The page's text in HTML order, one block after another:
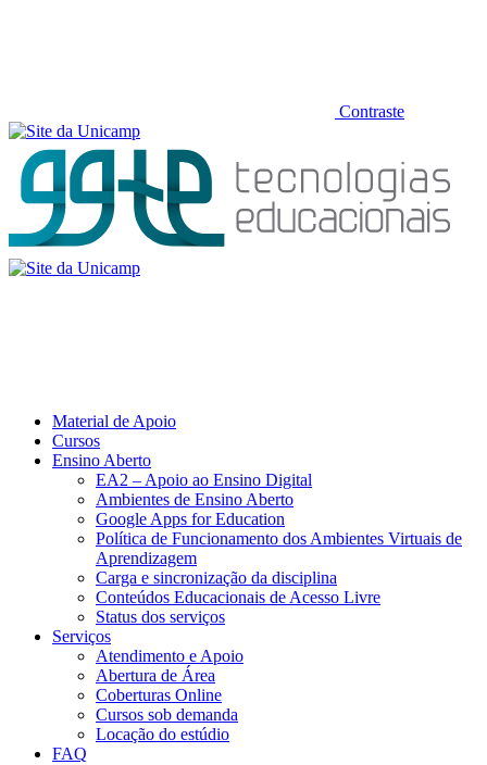
Contraste
Material de Apoio
Cursos
Ensino Aberto
EA2 – Apoio ao Ensino Digital
Ambientes de Ensino Aberto
Google Apps for Education
Política de Funcionamento dos Ambientes Virtuais de
Aprendizagem
Carga e sincronização da disciplina​
Conteúdos Educacionais de Acesso Livre​
Status dos serviços​​
Serviços
Atendimento e Apoio
Abertura de Área
Coberturas Online​
Cursos sob demanda
Locação do estúdio
FAQ